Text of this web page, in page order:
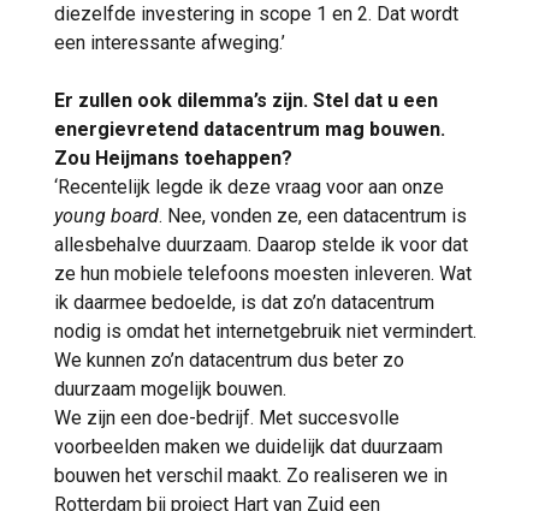
diezelfde investering in scope 1 en 2. Dat wordt
een interessante afweging.’
Er zullen ook dilemma’s zijn. Stel dat u een
energievretend datacentrum mag bouwen.
Zou Heijmans toehappen?
‘Recentelijk legde ik deze vraag voor aan onze
young board. Nee, vonden ze, een datacentrum is
allesbehalve duurzaam. Daarop stelde ik voor dat
ze hun mobiele telefoons moesten inleveren. Wat
ik daarmee bedoelde, is dat zo’n datacentrum
nodig is omdat het internetgebruik niet vermindert.
We kunnen zo’n datacentrum dus beter zo
duurzaam mogelijk bouwen.
We zijn een doe-bedrijf. Met succesvolle
voorbeelden maken we duidelijk dat duurzaam
bouwen het verschil maakt. Zo realiseren we in
Rotterdam bij project Hart van Zuid een